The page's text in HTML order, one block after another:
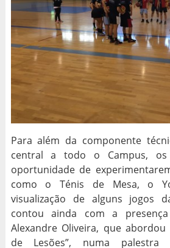
Para além da componente
central a todo o Campus,
oportunidade de
como o Ténis de Mesa, o
visualização de alguns jogos
contou ainda com a
Alexandre Oliveira, que abordou
de Lesões”, numa palestra